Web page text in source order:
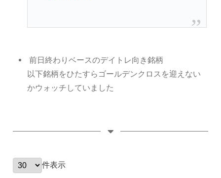
前日終わりベースのデイトレ向き銘柄
以下銘柄をひたすらゴールデンクロスを迎えない
かウォッチしていました
件表示